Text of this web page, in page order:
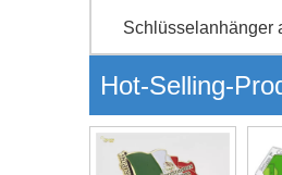
Schlüsselanhänger
Hot-Selling-